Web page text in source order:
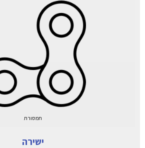
תמסורת
ישירה